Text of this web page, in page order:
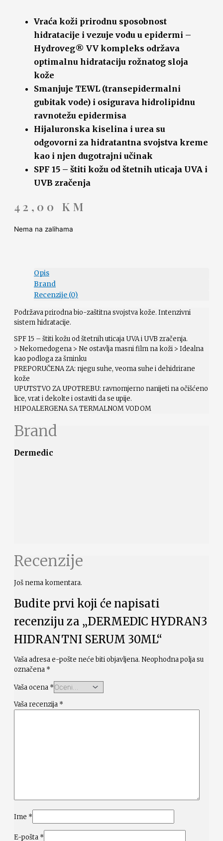
Vraća koži prirodnu sposobnost
hidratacije i vezuje vodu u epidermi –
Hydroveg® VV kompleks održava
optimalnu hidrataciju rožnatog sloja
kože
Smanjuje TEWL (transepidermalni
gubitak vode) i osigurava hidrolipidnu
ravnotežu epidermisa
Hijaluronska kiselina i urea su
odgovorni za hidratantna svojstva kreme
kao i njen dugotrajni učinak
SPF 15 – štiti kožu od štetnih uticaja UVA i
UVB zračenja
42,00 KM
Nema na zalihama
Opis
Brand
Recenzije (0)
Podržava prirodna bio-zaštitna svojstva kože. Intenzivni
sistem hidratacije.
SPF 15 – štiti kožu od štetnih uticaja UVA i UVB zračenja.
> Nekomedogena > Ne ostavlja masni film na koži > Idealna
kao podloga za šminku
PREPORUČENA ZA: njegu suhe, veoma suhe i dehidrirane
kože
UPUTSTVO ZA UPOTREBU: ravnomjerno nanijeti na očišćeno
lice, vrat i dekolte i ostaviti da se upije.
HIPOALERGENA SA TERMALNOM VODOM
Brand
Dermedic
Recenzije
Još nema komentara.
Budite prvi koji će napisati
recenziju za „DERMEDIC HYDRAN3
HIDRANTNI SERUM 30ML“
Vaša adresa e-pošte neće biti objavljena. Neophodna polja su
označena *
Vaša ocena *
Vaša recenzija *
Ime *
E-pošta *